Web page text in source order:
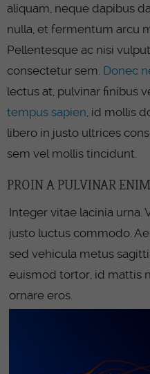
aliquam, neque dapibus
nulla, et fermentum arcu
Pellentesque ac nisi
consectetur sem. Donec
lectus at, pulvinar finibus
tempus sapien , id mollis
libero in justo ultrices
sem vel mollis tincidunt.
PROIN A PULVINAR
Integer vitae lacinia urna.
justo luctus commodo.
sed vehicula metus
euismod tortor, id mattis
ornare eros.